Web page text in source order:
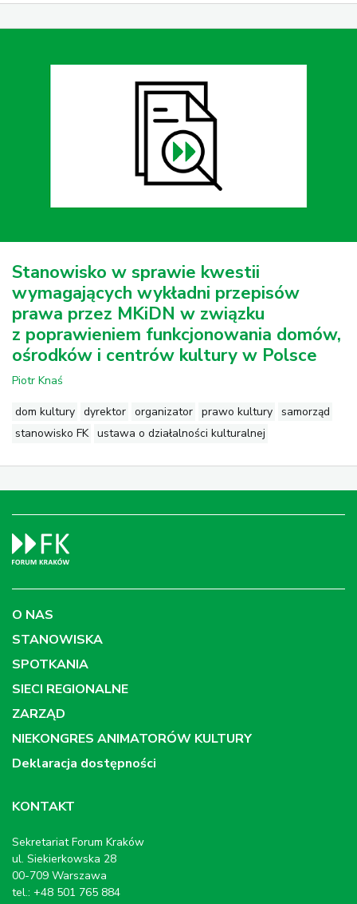
Stanowisko w sprawie kwestii
wymagających wykładni przepisów
prawa przez MKiDN w związku
z poprawieniem funkcjonowania domów,
ośrodków i centrów kultury w Polsce
Piotr Knaś
dom kultury dyrektor organizator prawo kultury
samorząd
stanowisko FK
ustawa o działalności kulturalnej
O NAS
STANOWISKA
SPOTKANIA
SIECI REGIONALNE
ZARZĄD
NIEKONGRES ANIMATORÓW KULTURY
Deklaracja dostępności
KONTAKT
Sekretariat Forum Kraków
ul. Siekierkowska 28
00-709 Warszawa
tel.: +48 501 765 884